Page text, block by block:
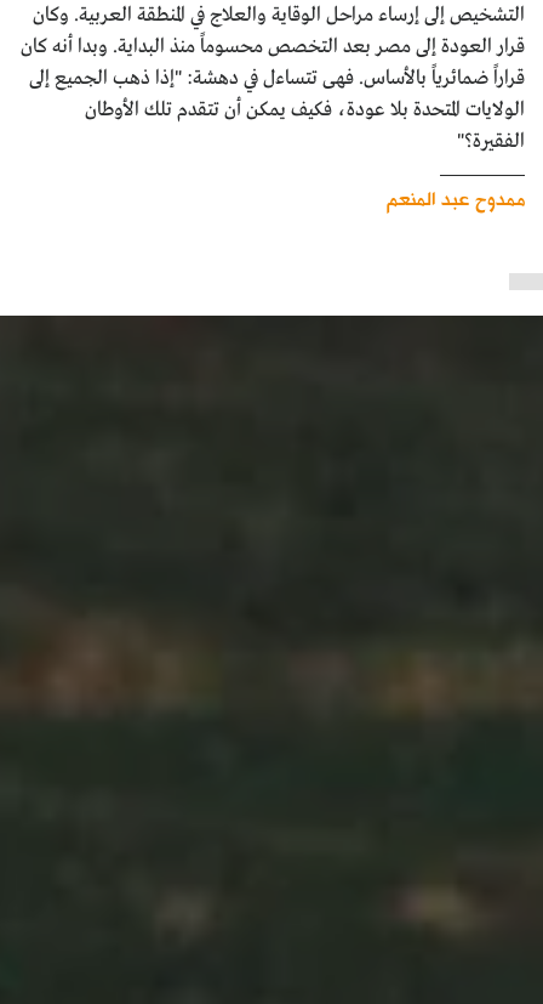
التشخيص إلى إرساء مراحل الوقاية والعلاج في المنطقة العربية. وكان
قرار العودة إلى مصر بعد التخصص محسوماً منذ البداية. وبدا أنه كان
قراراً ضمائرياً بالأساس. فهى تتساءل في دهشة: "إذا ذهب الجميع إلى
الولايات المتحدة بلا عودة، فكيف يمكن أن تتقدم تلك الأوطان
الفقيرة؟"
ممدوح عبد المنعم